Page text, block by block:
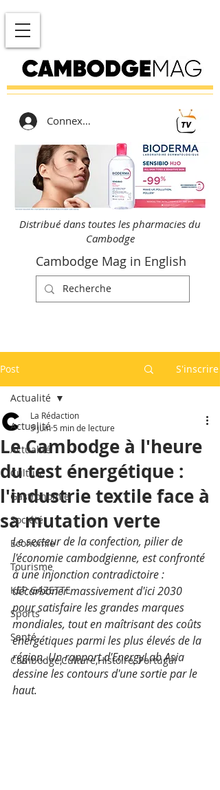
Connexion
Distribué dans toutes les pharmacies du
Cambodge
Cambodge Mag in English
Post S'inscrire
Actualité
Actualité
Culture
Gastronomie
Société
Economie
Tourisme
KEP GAZETTE
Sports
Santé
Cambodge,Culture,Histoire, Portugal
Actualité
Le Cambodge à l'heure
du test énergétique :
l'industrie textile face à
sa mutation verte
La Rédaction
5 juin 5 min de lecture
Le secteur de la confection, pilier de
l'économie cambodgienne, est confronté
à une injonction contradictoire :
décarboner massivement d'ici 2030
pour satisfaire les grandes marques
mondiales, tout en maîtrisant des coûts
énergétiques parmi les plus élevés de la
région. Un rapport d'EnergyLab Asia
dessine les contours d'une sortie par le
haut.